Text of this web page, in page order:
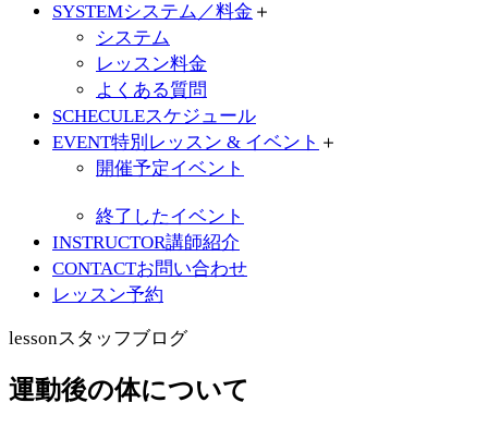
SYSTEMシステム／料金 ＋
システム
レッスン料金
よくある質問
SCHECULEスケジュール
EVENT特別レッスン & イベント ＋
開催予定イベント
終了したイベント
INSTRUCTOR講師紹介
CONTACTお問い合わせ
レッスン予約
lessonスタッフブログ
運動後の体について